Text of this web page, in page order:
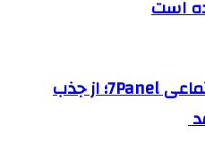
است
خدمات شبکه‌های اجتماعی 7Panel؛ از جذب